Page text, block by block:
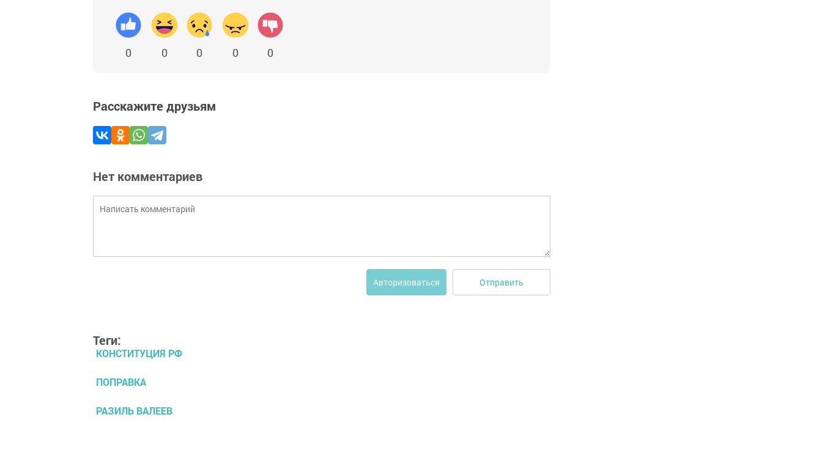
0 0 0 0 0
Расскажите друзьям
Нет комментариев
Авторизоваться Отправить
Теги:
КОНСТИТУЦИЯ РФ
ПОПРАВКА
РАЗИЛЬ ВАЛЕЕВ